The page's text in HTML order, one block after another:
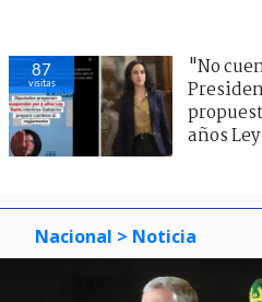
87
visitas
"No
años
Nacional > Noticia